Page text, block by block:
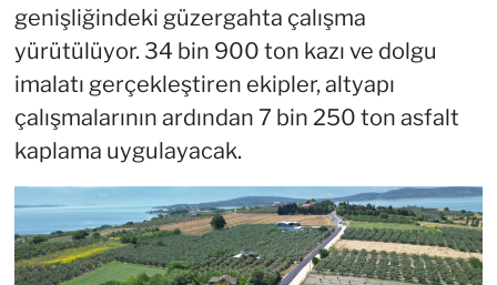
genişliğindeki güzergahta çalışma
yürütülüyor. 34 bin 900 ton kazı ve dolgu
imalatı gerçekleştiren ekipler, altyapı
çalışmalarının ardından 7 bin 250 ton asfalt
kaplama uygulayacak.